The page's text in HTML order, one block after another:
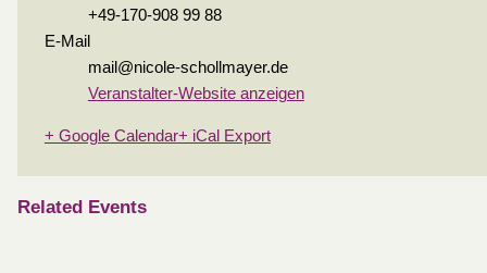
+49-170-908 99 88
E-Mail
mail@nicole-schollmayer.de
Veranstalter-Website anzeigen
+ Google Calendar+ iCal Export
Related Events